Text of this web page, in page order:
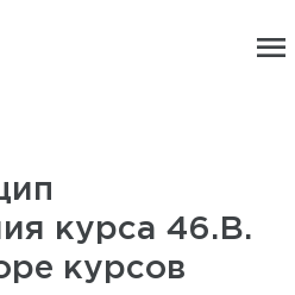
menu
курса 46.В.
курсов